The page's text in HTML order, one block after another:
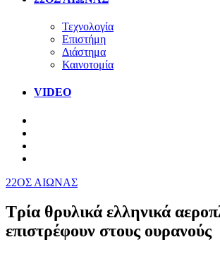
Τεχνολογία
Επιστήμη
Διάστημα
Καινοτομία
VIDEO
22ΟΣ ΑΙΩΝΑΣ
Τρία θρυλικά ελληνικά
επιστρέφουν στους ουρανούς